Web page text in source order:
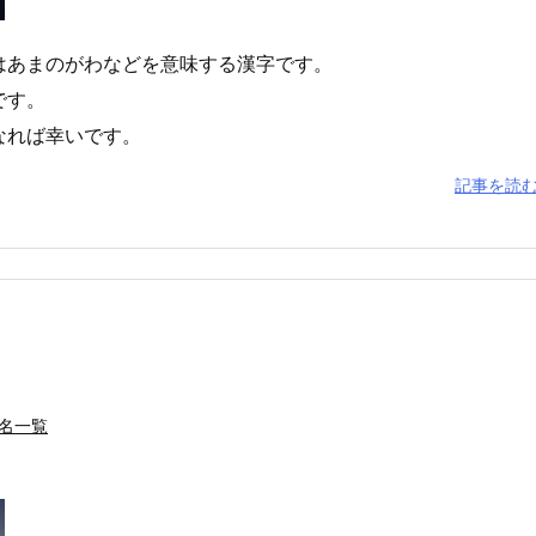
まのがわなどを意味する漢字です。
。
ば幸いです。
記事を読
一覧